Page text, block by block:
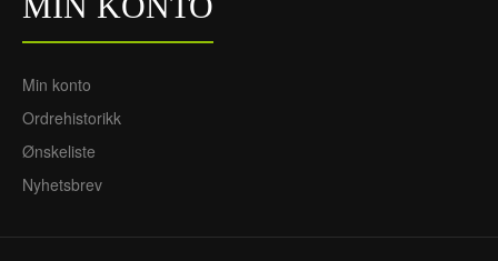
Min konto
Ordrehistorikk
Ønskeliste
Nyhetsbrev